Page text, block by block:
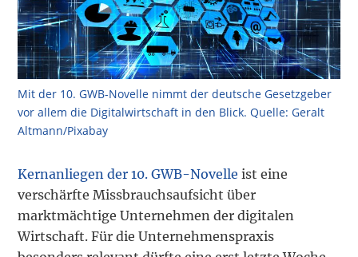
Mit der 10. GWB-Novelle nimmt der deutsche Gesetzgeber
vor allem die Digitalwirtschaft in den Blick. Quelle: Geralt
Altmann/Pixabay
Kernanliegen der 10. GWB-Novelle ist eine
verschärfte Missbrauchsaufsicht über
marktmächtige Unternehmen der digitalen
Wirtschaft. Für die Unternehmenspraxis